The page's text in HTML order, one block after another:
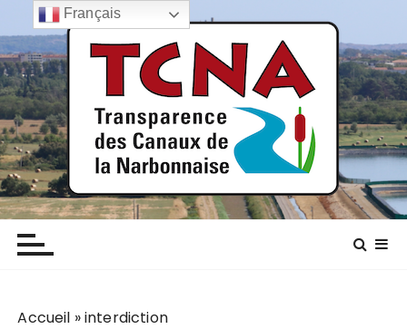
a
s
s
e
r
a
u
c
o TCNA NARBONNE
Transparence des canaux de la narbonnaise
Accueil »interdiction
Français